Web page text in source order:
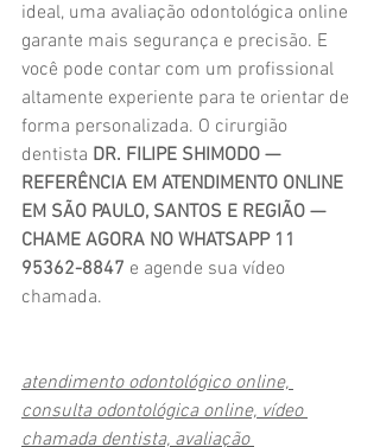
ideal, uma avaliação odontológica online
garante mais segurança e precisão. E
você pode contar com um profissional
altamente experiente para te orientar de
forma personalizada. O cirurgião
dentista DR. FILIPE SHIMODO —
REFERÊNCIA EM ATENDIMENTO ONLINE
EM SÃO PAULO, SANTOS E REGIÃO —
CHAME AGORA NO WHATSAPP 11
95362-8847 e agende sua vídeo
chamada.
atendimento odontológico online,
consulta odontológica online, vídeo
chamada dentista, avaliação